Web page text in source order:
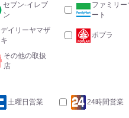
セブン-イレブ
ン
ファミリー
ート
デイリーヤマザ
キ
ポプラ
その他の取扱
店
土曜日営業 24時間営業